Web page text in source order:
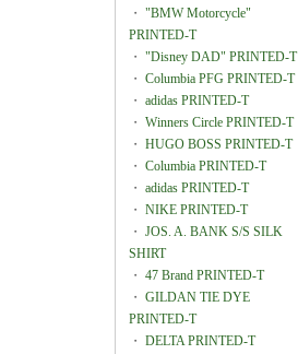
・ "BMW Motorcycle"
PRINTED-T
・ "Disney DAD" PRINTED-T
・ Columbia PFG PRINTED-T
・ adidas PRINTED-T
・ Winners Circle PRINTED-T
・ HUGO BOSS PRINTED-T
・ Columbia PRINTED-T
・ adidas PRINTED-T
・ NIKE PRINTED-T
・ JOS. A. BANK S/S SILK
SHIRT
・ 47 Brand PRINTED-T
・ GILDAN TIE DYE
PRINTED-T
・ DELTA PRINTED-T